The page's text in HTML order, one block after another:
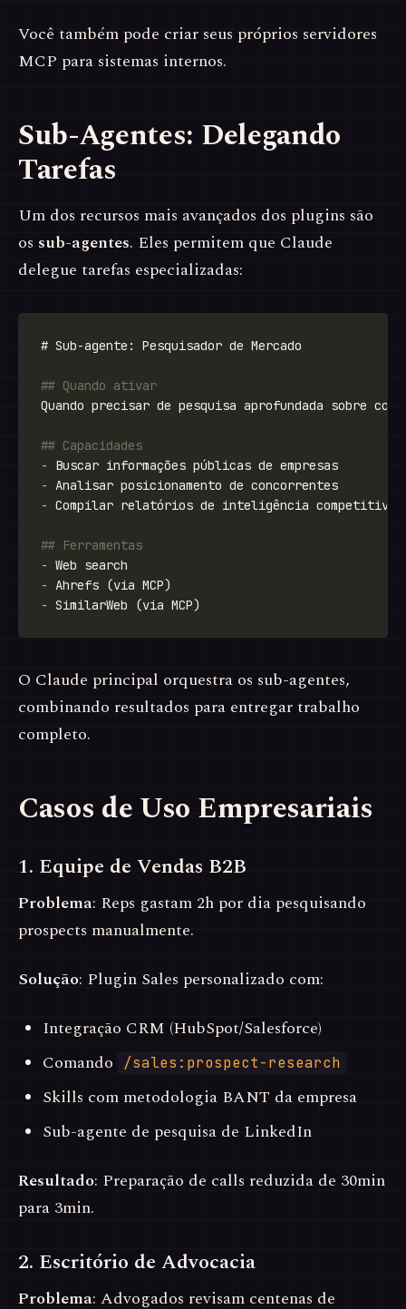
Você também pode criar seus próprios servidores
MCP para sistemas internos.
Sub-Agentes: Delegando
Tarefas
Um dos recursos mais avançados dos plugins são
os sub-agentes. Eles permitem que Claude
delegue tarefas especializadas:
-
-
-
-
-
-
O Claude principal orquestra os sub-agentes,
combinando resultados para entregar trabalho
completo.
Casos de Uso Empresariais
1. Equipe de Vendas B2B
Problema: Reps gastam 2h por dia pesquisando
prospects manualmente.
Solução: Plugin Sales personalizado com:
Integração CRM (HubSpot/Salesforce)
Comando
/sales:prospect-research
Skills com metodologia BANT da empresa
Sub-agente de pesquisa de LinkedIn
Resultado: Preparação de calls reduzida de 30min
para 3min.
2. Escritório de Advocacia
Problema: Advogados revisam centenas de